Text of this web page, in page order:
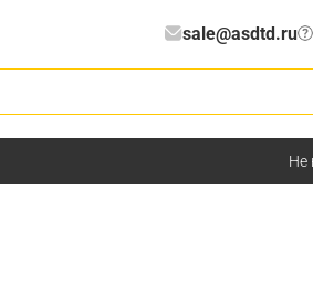
sale@asdtd.ru ?
Не